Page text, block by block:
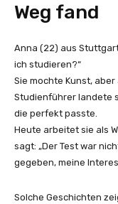
Weg fand
Anna (22) aus
ich studieren?“
Sie mochte Kunst, aber
Studienführer landete
die perfekt passte.
Heute arbeitet sie als
sagt: „Der Test war
gegeben, meine
Solche Geschichten